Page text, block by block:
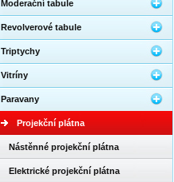
Moderační tabule
Revolverové tabule
Triptychy
Vitríny
Paravany
Projekční plátna
Nástěnné projekční plátna
Elektrické projekční plátna